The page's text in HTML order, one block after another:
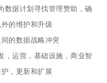
据计划寻找管理赞助，确
的维护和升级
的数据战略冲突
运营，基础设施，商业智
，更新和扩展